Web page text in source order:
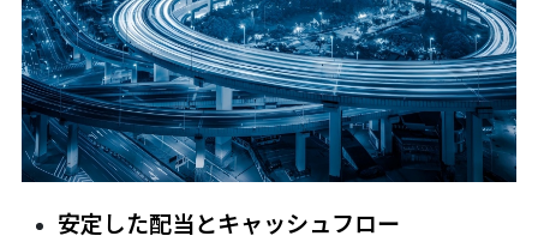
安定した配当とキャッシュフロー